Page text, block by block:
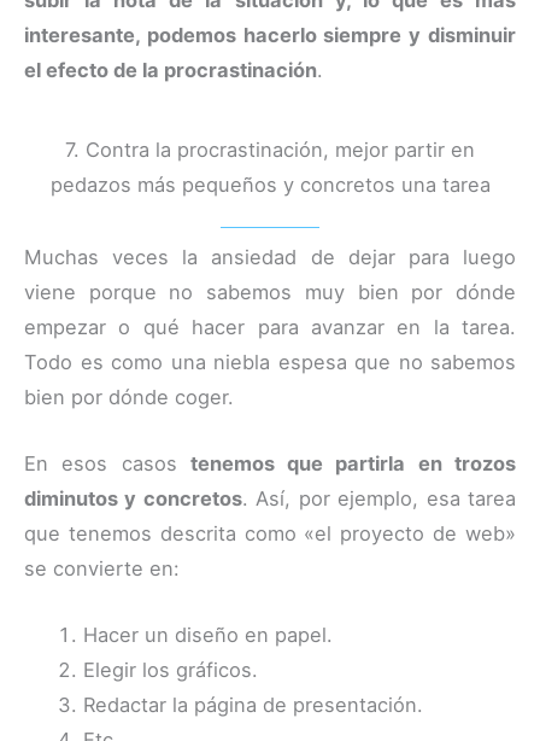
interesante, podemos hacerlo siempre y disminuir
el efecto de la procrastinación.
7. Contra la procrastinación, mejor partir en
pedazos más pequeños y concretos una tarea
Muchas veces la ansiedad de dejar para luego
viene porque no sabemos muy bien por dónde
empezar o qué hacer para avanzar en la tarea.
Todo es como una niebla espesa que no sabemos
bien por dónde coger.
En esos casos tenemos que partirla en trozos
diminutos y concretos. Así, por ejemplo, esa tarea
que tenemos descrita como «el proyecto de web»
se convierte en:
Hacer un diseño en papel.
Elegir los gráficos.
Redactar la página de presentación.